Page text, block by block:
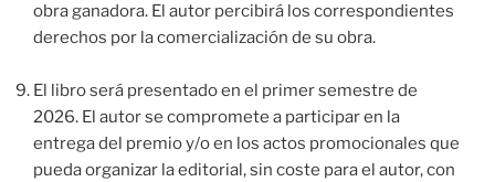
obra ganadora. El autor percibirá los correspondientes
derechos por la comercialización de su obra.
El libro será presentado en el primer semestre de
2026. El autor se compromete a participar en la
entrega del premio y/o en los actos promocionales que
pueda organizar la editorial, sin coste para el autor, con